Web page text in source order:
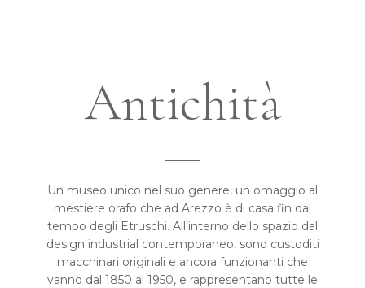
Antichità
Un museo unico nel suo genere, un omaggio al
mestiere orafo che ad Arezzo è di casa fin dal
tempo degli Etruschi. All’interno dello spazio dal
design industrial contemporaneo, sono custoditi
macchinari originali e ancora funzionanti che
vanno dal 1850 al 1950, e rappresentano tutte le